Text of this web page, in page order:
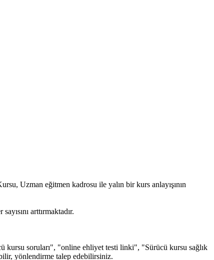
Uzman eğitmen kadrosu ile yalın bir kurs anlayışının
arttırmaktadır.
kursu soruları", "online ehliyet testi linki", "Sürücü kursu sağlık
yönlendirme talep edebilirsiniz.